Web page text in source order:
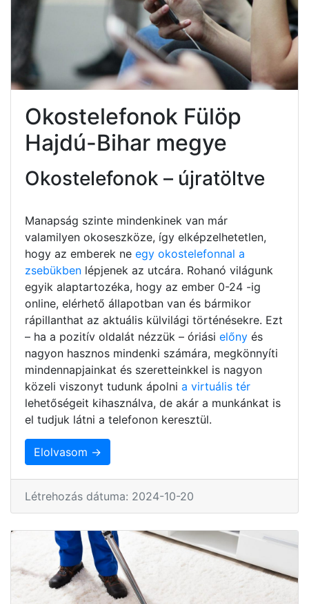
Okostelefonok Fülöp
Hajdú-Bihar megye
Okostelefonok – újratöltve
Manapság szinte mindenkinek van már
valamilyen okoseszköze, így elképzelhetetlen,
hogy az emberek ne egy okostelefonnal a
zsebükben lépjenek az utcára. Rohanó világunk
egyik alaptartozéka, hogy az ember 0-24 -ig
online, elérhető állapotban van és bármikor
rápillanthat az aktuális külvilági történésekre. Ezt
– ha a pozitív oldalát nézzük – óriási előny és
nagyon hasznos mindenki számára, megkönnyíti
mindennapjainkat és szeretteinkkel is nagyon
közeli viszonyt tudunk ápolni a virtuális tér
lehetőségeit kihasználva, de akár a munkánkat is
el tudjuk látni a telefonon keresztül.
Elolvasom →
Létrehozás dátuma: 2024-10-20